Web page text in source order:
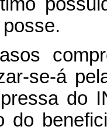
se-á
do
do